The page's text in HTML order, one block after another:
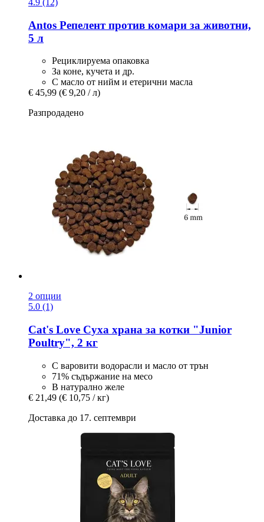
4.9 (12)
Antos Репелент против комари за животни,
5 л
Рециклируема опаковка
За коне, кучета и др.
С масло от нийм и етерични масла
€ 45,99 (€ 9,20 / л)
Разпродадено
2 опции
5.0 (1)
Cat's Love Суха храна за котки "Junior
Poultry", 2 кг
С варовити водорасли и масло от трън
71% съдържание на месо
В натурално желе
€ 21,49 (€ 10,75 / кг)
Доставка до 17. септември